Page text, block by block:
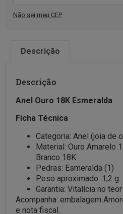
Não sei meu CEP
Descrição
Descrição
Anel Ouro 18K Esmeralda
Ficha Técnica
Categoria: Anel (joia de
Material: Ouro Amarelo
Branco 18K
Pedras: Esmeralda (1)
Peso aproximado: 1,2 g
Garantia: Vitalícia no
Acompanha: embalagem
e nota fiscal.